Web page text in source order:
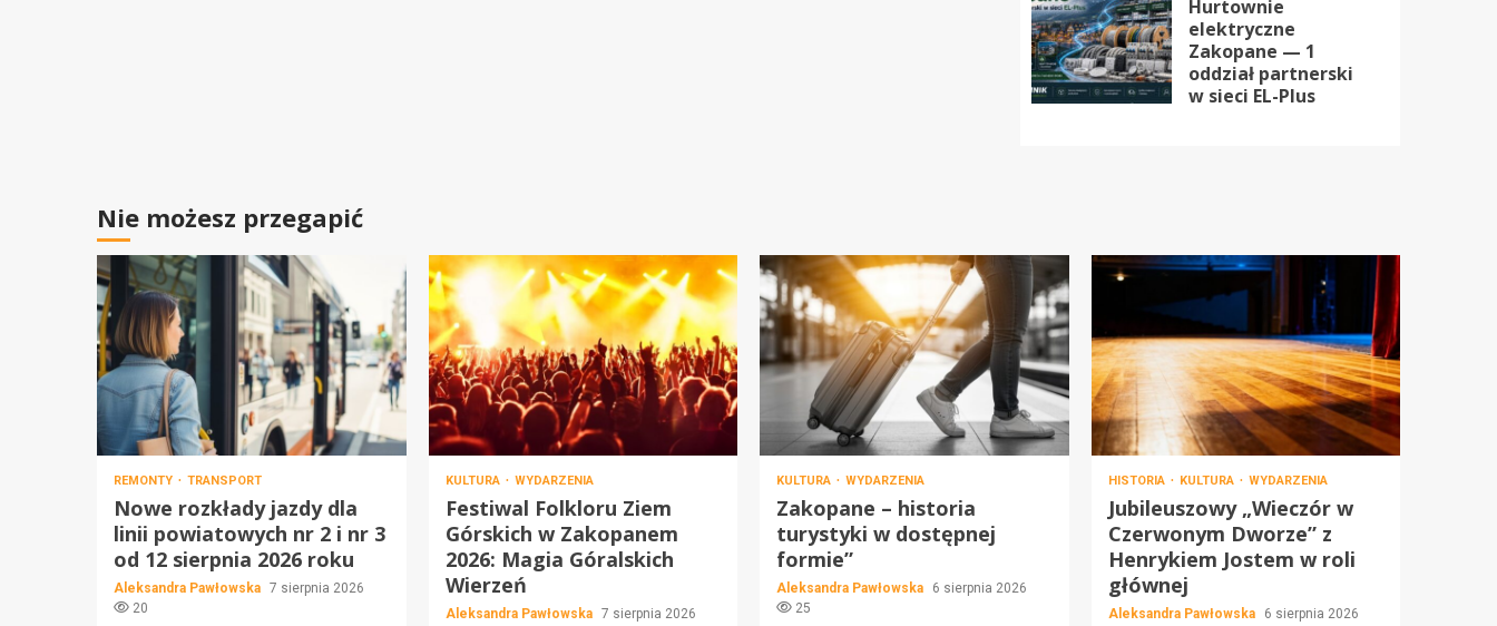
Hurtownie
elektryczne
Zakopane — 1
oddział partnerski
w sieci EL-Plus
Nie możesz przegapić
REMONTY TRANSPORT
Nowe rozkłady jazdy dla
linii powiatowych nr 2 i nr 3
od 12 sierpnia 2026 roku
Aleksandra Pawłowska 7 sierpnia 2026
20
KULTURA WYDARZENIA
Festiwal Folkloru Ziem
Górskich w Zakopanem
2026: Magia Góralskich
Wierzeń
Aleksandra Pawłowska 7 sierpnia 2026
KULTURA WYDARZENIA
Zakopane – historia
turystyki w dostępnej
formie”
Aleksandra Pawłowska
6 sierpnia 2026
25
HISTORIA KULTURA WYDARZENIA
Jubileuszowy „Wieczór w
Czerwonym Dworze” z
Henrykiem Jostem w roli
głównej
Aleksandra Pawłowska 6 sierpnia 2026